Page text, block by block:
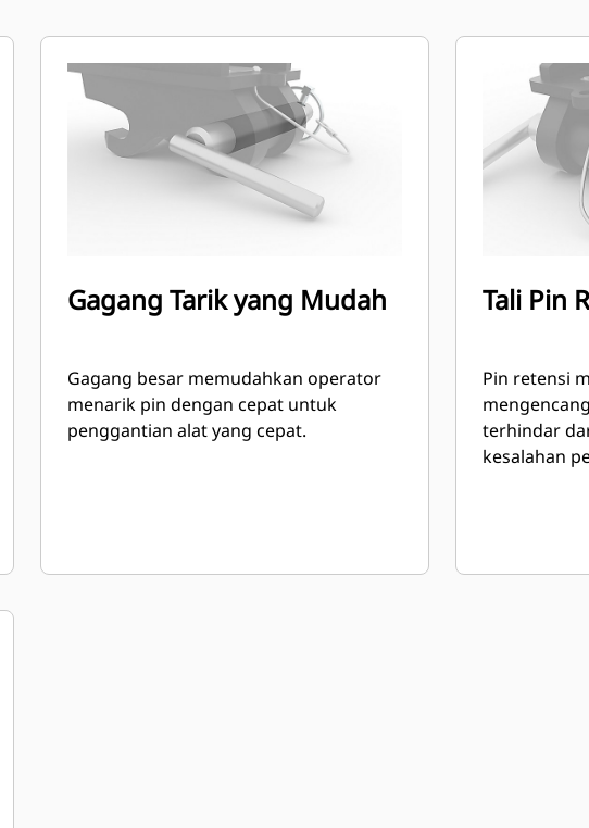
Gagang Tarik yang Mudah
Gagang besar memudahkan operator
menarik pin dengan cepat untuk
penggantian alat yang cepat.
Tali Pin
Pin retensi
terhindar
kesalahan